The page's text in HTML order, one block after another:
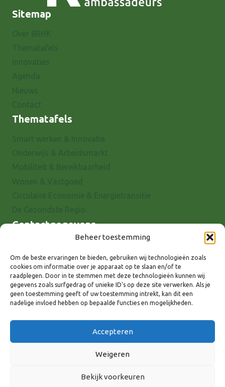
Beheer toestemming
Om de beste ervaringen te bieden, gebruiken wij technologieën zoals
cookies om informatie over je apparaat op te slaan en/of te
raadplegen. Door in te stemmen met deze technologieën kunnen wij
gegevens zoals surfgedrag of unieke ID's op deze site verwerken. Als je
geen toestemming geeft of uw toestemming intrekt, kan dit een
nadelige invloed hebben op bepaalde functies en mogelijkheden.
Accepteren
Weigeren
Bekijk voorkeuren
Sitemap
Thematafels
Contactgegevens
7001 EX Doetinchem
E-mail: info@8rhk.nl
Telefoonnummers
Privacyverklaring